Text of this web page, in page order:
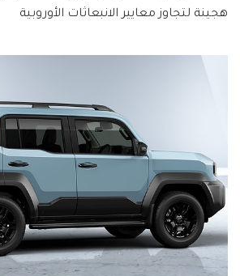
هجينة لتجاوز معايير الانبعاثات الأوروبية